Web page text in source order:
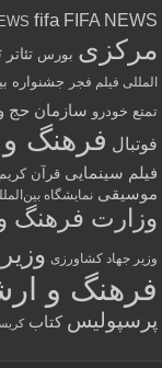
fifa FIFA NEWS
مرکزی بورس تئاتر
المللی فیلم فجر جشنواره
تمتع خودرو سازمان حج
فوتبال فرهنگ
فیلم سینمایی قرآن کریم
موسیقی نمایشگاه
وزارت فرهنگ
وزیر جهاد کشاورزی
فرهنگ و
پرسپولیس کتاب